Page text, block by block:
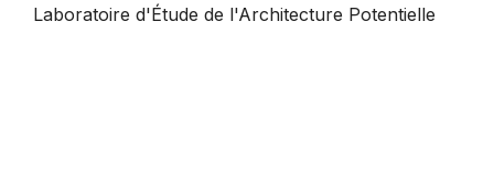
Laboratoire d'Étude de l'Architecture Potentielle